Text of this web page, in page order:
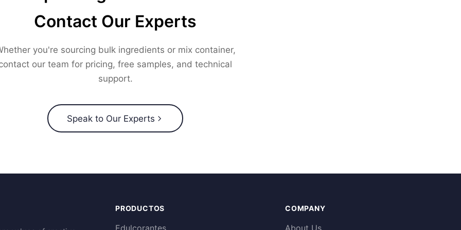
Contact Our Experts
you're sourcing bulk ingredients or mix container,
our team for pricing, free samples, and technical
support.
Speak to Our Experts
PRODUCTOS
Edulcorantes
COMPANY
About Us